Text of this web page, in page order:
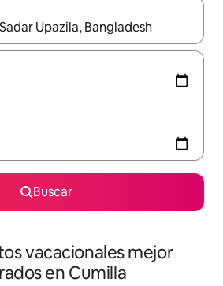
estén disponibles, navega con las
Buscar
vacacionales mejor
en Cumilla